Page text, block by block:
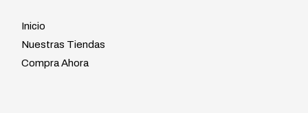
Inicio
Nuestras Tiendas
Compra Ahora